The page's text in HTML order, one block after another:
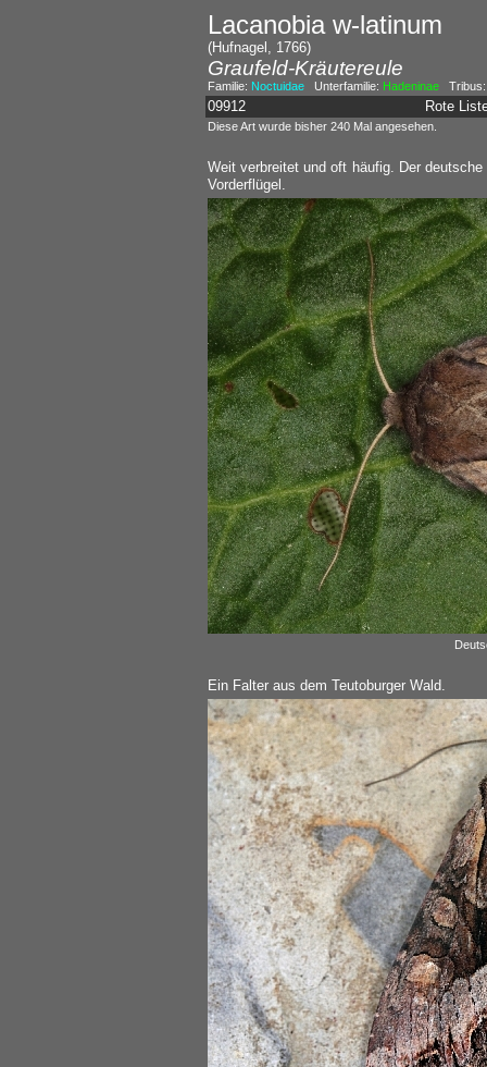
Lacanobia w-latinum
(Hufnagel, 1766)
Graufeld-Kräutereule
Familie: NoctuidaeUnterfamilie: Hadeninae
09912 Rote
Diese Art wurde bisher 240 Mal angesehen.
Weit verbreitet und oft häufig. Der
Vorderflügel.
Ein Falter aus dem Teutoburger Wald.